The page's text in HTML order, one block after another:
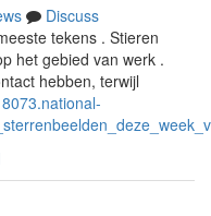
Discuss
tekens . Stieren
het gebied van werk .
hebben, terwijl